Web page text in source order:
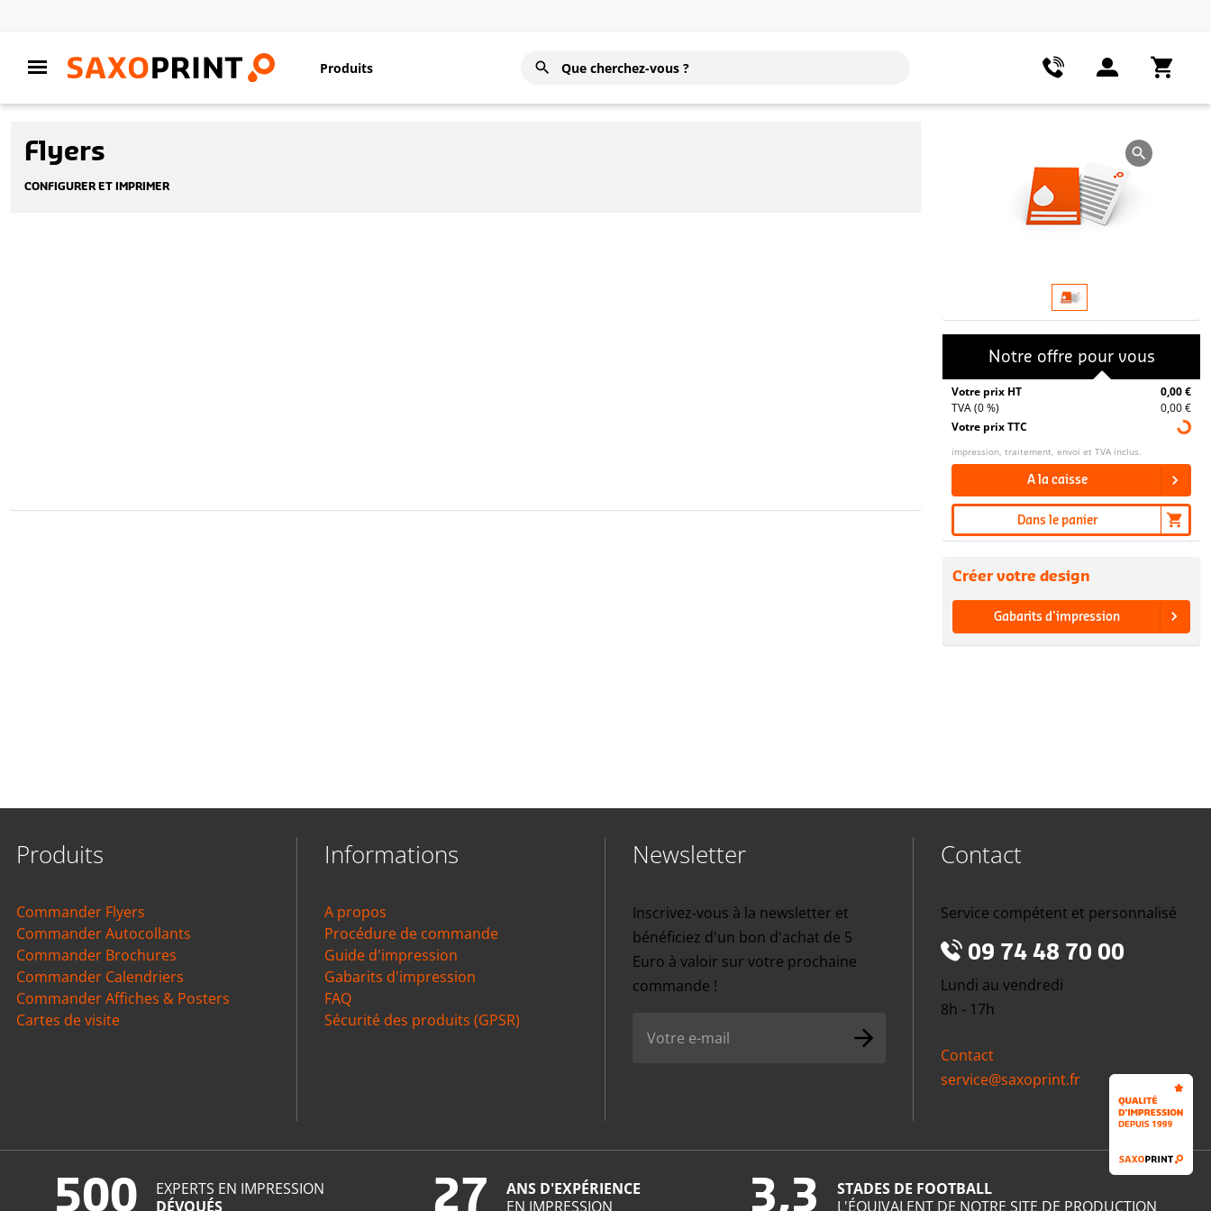
Produits
Flyers
CONFIGURER ET IMPRIMER
Notre offre pour vous
Votre prix HT
0,00 €
TVA (0 %)
0,00 €
Votre prix TTC
impression, traitement, envoi et TVA inclus.
A la caisse
Dans le panier
Créer votre design
Gabarits d'impression
Produits
Commander Flyers
Commander Autocollants
Commander Brochures
Commander Calendriers
Commander Affiches & Posters
Cartes de visite
Informations
A propos
Procédure de commande
Guide d'impression
Gabarits d'impression
FAQ
Sécurité des produits (GPSR)
Newsletter
Inscrivez-vous à la newsletter et
bénéficiez d'un bon d'achat de 5
Euro à valoir sur votre prochaine
commande !
Contact
Service compétent et personnalisé
09 74 48 70 00
Lundi au vendredi
8h - 17h
Contact
service@saxoprint.fr
500
EXPERTS EN IMPRESSION
DÉVOUÉS
27
ANS D'EXPÉRIENCE
EN IMPRESSION
3,3
STADES DE FOOTBALL
L'ÉQUIVALENT DE NOTRE SITE DE PRODUCTION